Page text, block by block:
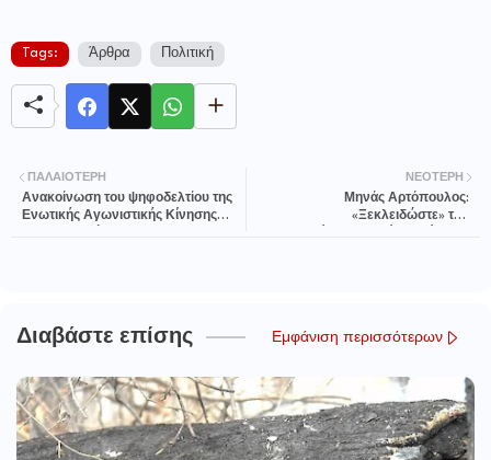
Tags: Άρθρα Πολιτική
ΝΕΌΤΕΡΗ
Μηνάς Αρτόπουλος:
«Ξεκλειδώστε» την
ΠΑΛΑΙΌΤΕΡΗ
Ανακοίνωση του ψηφοδελτίου της
Ενωτικής Αγωνιστικής Κίνησης
Διαβάστε επίσης Εμφάνιση περισσότερων